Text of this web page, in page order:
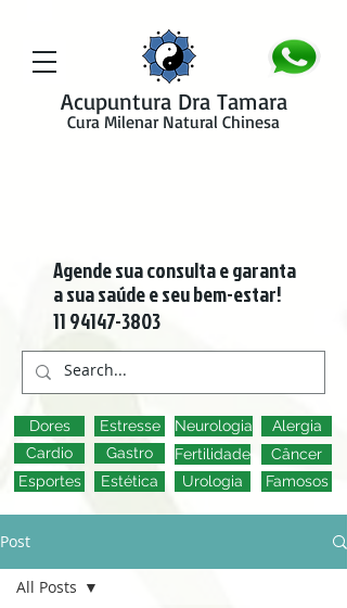
Acupuntura Dra Tamara
Cura Milenar Natural Chinesa
Agende sua consulta e garanta
a sua saúde e seu bem-estar!
11 94147-3803
Dores
Cardio
Esportes
Estresse
Gastro
Estética
Neurologia
Fertilidade
Urologia
Alergia
Câncer
Famosos
Post
All Posts